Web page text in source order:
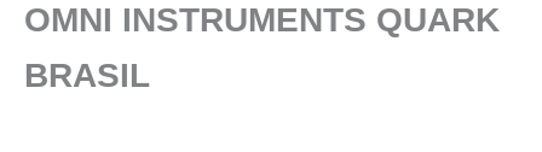
OMNI INSTRUMENTS QUARK
BRASIL